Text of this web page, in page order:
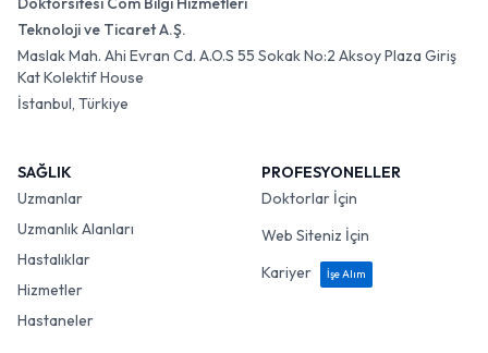
Teknoloji ve Ticaret A.Ş.
Maslak Mah. Ahi Evran Cd. A.O.S 55 Sokak No:2 Aksoy Plaza Giriş
Kat Kolektif House
İstanbul, Türkiye
SAĞLIK
Uzmanlar
Uzmanlık Alanları
Hastalıklar
Hizmetler
Hastaneler
PROFESYONELLER
Doktorlar İçin
Web Siteniz İçin
Kariyer
İşe Alım